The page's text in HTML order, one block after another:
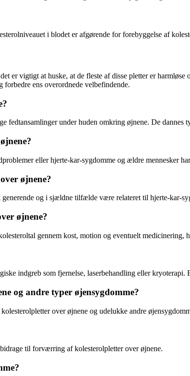
i blodet er afgørende for forebyggelse af
er vigtigt at huske, at de fleste af disse pletter er
forbedre ens overordnede velbefindende.
fedtansamlinger under huden omkring øjnene. De
eller hjerte-kar-sygdomme og ældre mennesker
øjnene?
og i sjældne tilfælde være relateret til hjerte-kar-
øjnene?
gennem kost, motion og eventuelt medicinering,
indgreb som fjernelse, laserbehandling eller
og andre typer øjensygdomme?
over øjnene og udelukke andre
til forværring af kolesterolpletter over øjnene.